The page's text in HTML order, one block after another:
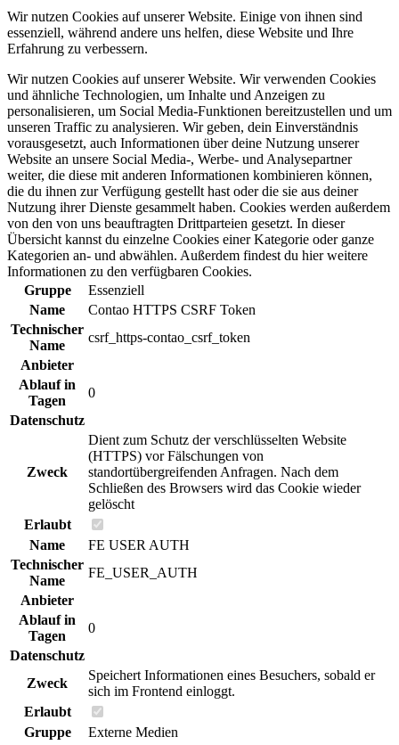
Wir nutzen Cookies auf unserer Website. Einige von ihnen sind
essenziell, während andere uns helfen, diese Website und Ihre
Erfahrung zu verbessern.
Wir nutzen Cookies auf unserer Website. Wir verwenden Cookies
und ähnliche Technologien, um Inhalte und Anzeigen zu
personalisieren, um Social Media-Funktionen bereitzustellen und um
unseren Traffic zu analysieren. Wir geben, dein Einverständnis
vorausgesetzt, auch Informationen über deine Nutzung unserer
Website an unsere Social Media-, Werbe- und Analysepartner
weiter, die diese mit anderen Informationen kombinieren können,
die du ihnen zur Verfügung gestellt hast oder die sie aus deiner
Nutzung ihrer Dienste gesammelt haben. Cookies werden außerdem
von den von uns beauftragten Drittparteien gesetzt. In dieser
Übersicht kannst du einzelne Cookies einer Kategorie oder ganze
Kategorien an- und abwählen. Außerdem findest du hier weitere
Informationen zu den verfügbaren Cookies.
Gruppe
Essenziell
Name
Contao HTTPS CSRF Token
Technischer
Name
csrf_https-contao_csrf_token
Anbieter
Ablauf in
Tagen
0
Datenschutz
Zweck
Dient zum Schutz der verschlüsselten Website
(HTTPS) vor Fälschungen von
standortübergreifenden Anfragen. Nach dem
Schließen des Browsers wird das Cookie wieder
gelöscht
Erlaubt
Name
FE USER AUTH
Technischer
Name
FE_USER_AUTH
Anbieter
Ablauf in
Tagen
0
Datenschutz
Zweck
Speichert Informationen eines Besuchers, sobald er
sich im Frontend einloggt.
Erlaubt
Gruppe
Externe Medien